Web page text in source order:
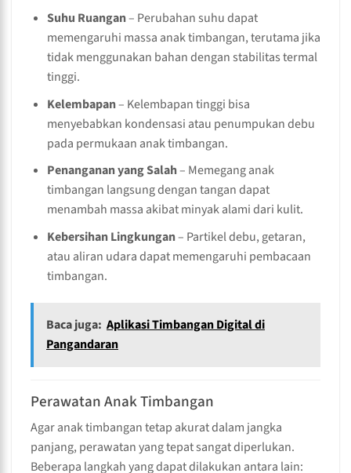
Suhu Ruangan– Perubahan suhu dapat
memengaruhi massa anak timbangan, terutama jika
tidak menggunakan bahan dengan stabilitas termal
tinggi.
Kelembapan– Kelembapan tinggi bisa
menyebabkan kondensasi atau penumpukan debu
pada permukaan anak timbangan.
Penanganan yang Salah– Memegang anak
timbangan langsung dengan tangan dapat
menambah massa akibat minyak alami dari kulit.
Kebersihan Lingkungan– Partikel debu, getaran,
atau aliran udara dapat memengaruhi pembacaan
timbangan.
Baca juga: Aplikasi Timbangan Digital di
Pangandaran
Perawatan Anak Timbangan
Agar anak timbangan tetap akurat dalam jangka
panjang, perawatan yang tepat sangat diperlukan.
Beberapa langkah yang dapat dilakukan antara lain: